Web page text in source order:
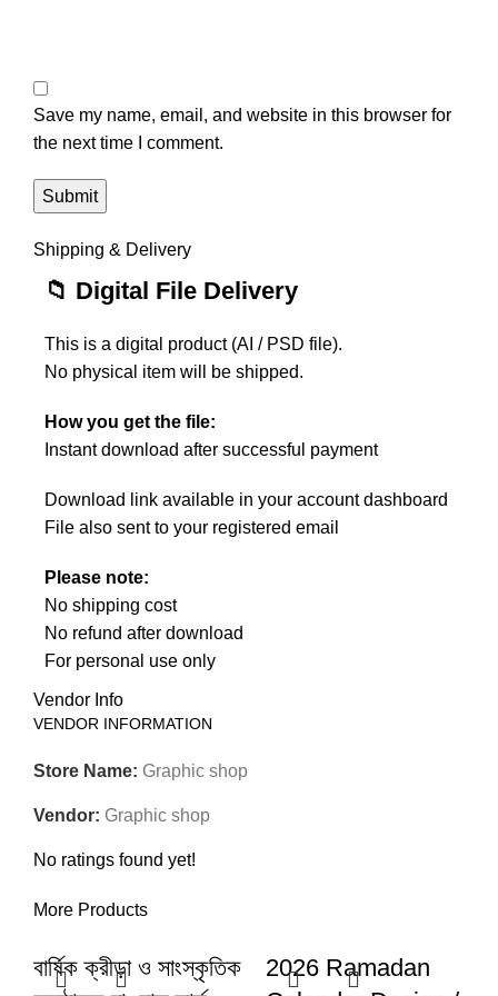
Save my name, email, and website in this browser for
the next time I comment.
Shipping & Delivery
📁 Digital File Delivery
This is a digital product (AI / PSD file).
No physical item will be shipped.
How you get the file:
Instant download after successful payment
Download link available in your account dashboard
File also sent to your registered email
Please note:
No shipping cost
No refund after download
For personal use only
Vendor Info
VENDOR INFORMATION
Store Name: Graphic shop
Vendor: Graphic shop
No ratings found yet!
More Products
বার্ষিক ক্রীড়া ও সাংস্কৃতিক
2026 Ramadan